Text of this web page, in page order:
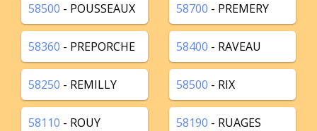
58500 - POUSSEAUX 58700 - PREMERY
58360 - PREPORCHE 58400 - RAVEAU
58250 - REMILLY 58500 - RIX
58110 - ROUY 58190 - RUAGES